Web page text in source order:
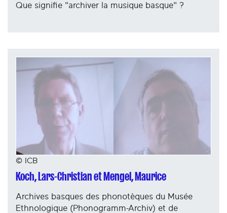
Que signifie "archiver la musique basque" ?
© ICB
Koch, Lars-Christian et Mengel, Maurice
Archives basques des phonotèques du Musée
Ethnologique (Phonogramm-Archiv) et de